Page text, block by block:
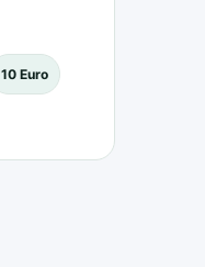
10 Euro